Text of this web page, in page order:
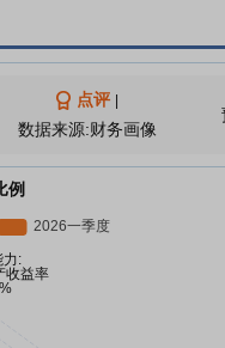
点评
数据来源:财务画像
例